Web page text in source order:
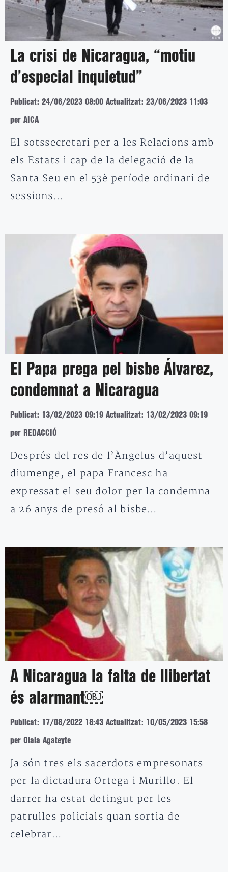
La crisi de Nicaragua, “motiu
d’especial inquietud”
Publicat: 24/06/2023 08:00 Actualitzat: 23/06/2023 11:03
per AICA
El sotssecretari per a les Relacions amb
els Estats i cap de la delegació de la
Santa Seu en el 53è període ordinari de
sessions…
El Papa prega pel bisbe Álvarez,
condemnat a Nicaragua
Publicat: 13/02/2023 09:19 Actualitzat: 13/02/2023 09:19
per REDACCIÓ
Després del res de l’Àngelus d’aquest
diumenge, el papa Francesc ha
expressat el seu dolor per la condemna
a 26 anys de presó al bisbe…
A Nicaragua la falta de llibertat
és alarmant￼
Publicat: 17/08/2022 18:43 Actualitzat: 10/05/2023 15:58
per Olaia Agateyte
Ja són tres els sacerdots empresonats
per la dictadura Ortega i Murillo. El
darrer ha estat detingut per les
patrulles policials quan sortia de
celebrar…